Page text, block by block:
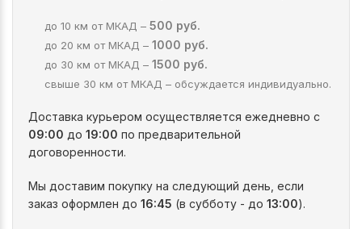
до 10 км от МКАД – 500 руб.
до 20 км от МКАД – 1000 руб.
до 30 км от МКАД – 1500 руб.
свыше 30 км от МКАД – обсуждается индивидуально.
Доставка курьером осуществляется ежедневно с
09:00 до 19:00 по предварительной
договоренности.
Мы доставим покупку на следующий день, если
заказ оформлен до 16:45 (в субботу - до 13:00).